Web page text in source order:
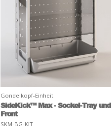
Gondelkopf-Einheit
SideKick™ Max - Sockel-Tray und
Front
SKM-BG-KIT